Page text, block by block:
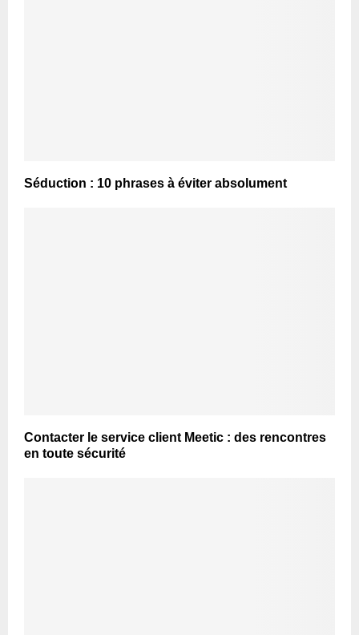
Séduction : 10 phrases à éviter absolument
Contacter le service client Meetic : des rencontres
en toute sécurité